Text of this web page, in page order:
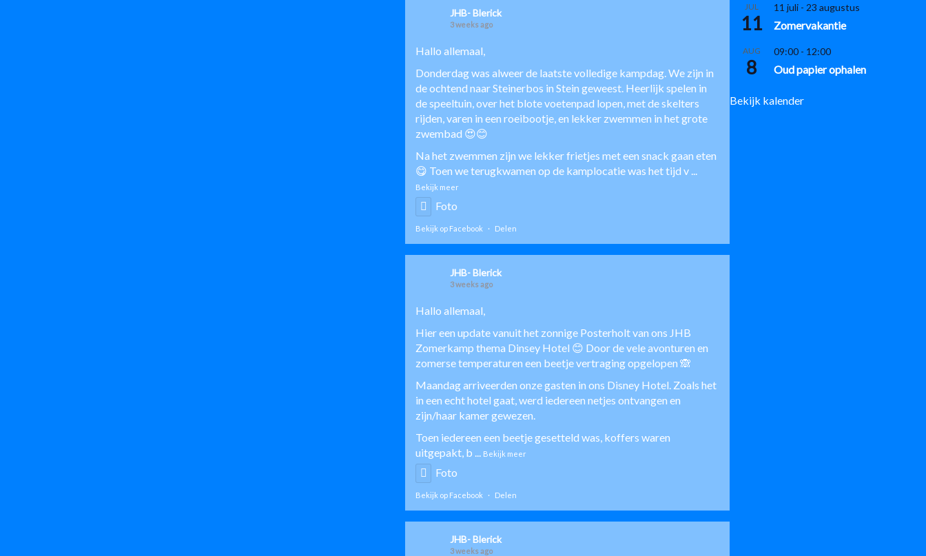
JHB- Blerick
3 weeks ago
Hallo allemaal,
Donderdag was alweer de laatste volledige kampdag. We zijn in
de ochtend naar Steinerbos in Stein geweest. Heerlijk spelen in
de speeltuin, over het blote voetenpad lopen, met de skelters
rijden, varen in een roeibootje, en lekker zwemmen in het grote
zwembad 😍😊
Na het zwemmen zijn we lekker frietjes met een snack gaan eten
😋 Toen we terugkwamen op de kamplocatie was het tijd v
Bekijk meer
Foto
Bekijk op Facebook · Delen
JHB- Blerick
3 weeks ago
Hallo allemaal,
Hier een update vanuit het zonnige Posterholt van ons JHB
Zomerkamp thema Dinsey Hotel 😊 Door de vele avonturen en
zomerse temperaturen een beetje vertraging opgelopen 🙈
Maandag arriveerden onze gasten in ons Disney Hotel. Zoals het
in een echt hotel gaat, werd iedereen netjes ontvangen en
zijn/haar kamer gewezen.
Toen iedereen een beetje gesetteld was, koffers waren
uitgepakt, b
Bekijk meer
Foto
Bekijk op Facebook · Delen
JHB- Blerick
3 weeks ago
JUL
11
11 juli - 23 augustus
Zomervakantie
AUG
8
09:00 - 12:00
Oud papier ophalen
Bekijk kalender